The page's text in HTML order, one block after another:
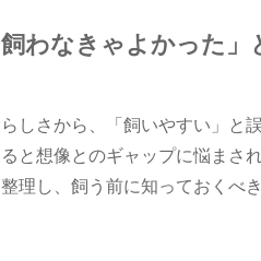
わなきゃよかった」
しさから、「飼いやすい」と
と想像とのギャップに悩まさ
理し、飼う前に知っておくべ